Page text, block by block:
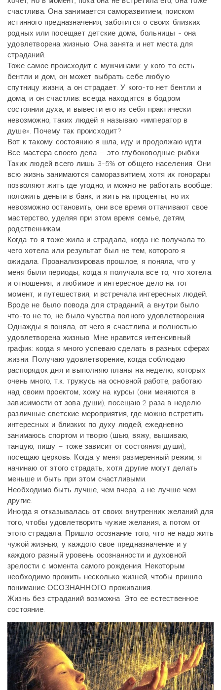
счастлива. Она занимается саморазвитием, поиском
истинного предназначения, заботится о своих близких
родных или посещает детские дома, больницы - она
удовлетворена жизнью. Она занята и нет места для
страданий.
Тоже самое происходит с мужчинами: у кого-то есть
бентли и дом, он может выбрать себе любую
спутницу жизни, а он страдает. У кого-то нет бентли и
дома, и он счастлив: всегда находится в бодром
состоянии духа, и вывести его из себя практически
невозможно, таких людей я называю «император в
душе». Почему так происходит?
Вот к такому состоянию я шла, иду и продолжаю идти.
Все мастера своего дела – это глубоководные рыбки.
Таких людей всего лишь 3-5% от общего населения. Они
всю жизнь занимаются саморазвитием, хотя их гонорары
позволяют жить где угодно, и можно не работать вообще:
положить деньги в банк, и жить на проценты, но их
невозможно остановить, они все время оттачивают свое
мастерство, уделяя при этом время семье, детям,
родственникам.
Когда-то я тоже жила и страдала, когда не получала то,
чего хотела или результат был не тем, которого я
ожидала. Проанализировав прошлое, я поняла, что у
меня были периоды, когда я получала все то, что хотела:
и отношения, и любимое и интересное дело на тот
момент, и путешествия, и встречала интересных людей.
Вроде не было повода для страданий, а внутри было
что-то не то, не было чувства полного удовлетворения.
Однажды я поняла, от чего я счастлива и полностью
удовлетворена жизнью. Мне нравится интенсивный
график: когда я много успеваю сделать в разных сферах
жизни. Получаю удовлетворение, когда соблюдаю
распорядок дня и выполняю планы на неделю, которых
очень много, т.к. тружусь на основной работе, работаю
над своим проектом, хожу на курсы (они меняются в
зависимости от зова души), посещаю 2 раза в неделю
различные светские мероприятия, где можно встретить
интересных и близких по духу людей, ежедневно
занимаюсь спортом и творю (шью, вяжу, вышиваю,
танцую, пишу – тоже зависит от состояния души),
посещаю церковь. Когда у меня размеренный режим, я
начинаю от этого страдать, хотя другие могут делать
меньше и быть при этом счастливыми.
Необходимо быть лучше, чем вчера, а не лучше чем
другие.
Иногда я отказывалась от своих внутренних желаний для
того, чтобы удовлетворить чужие желания, а потом от
этого страдала. Пришло осознание того, что не надо жить
чужой жизнью, у каждого свое предназначение и у
каждого разный уровень осознанности и духовной
зрелости с момента самого рождения. Некоторым
необходимо прожить несколько жизней, чтобы пришло
понимание ОСОЗНАННОГО проживания.
Жизнь без страданий возможна. Это ее естественное
состояние.